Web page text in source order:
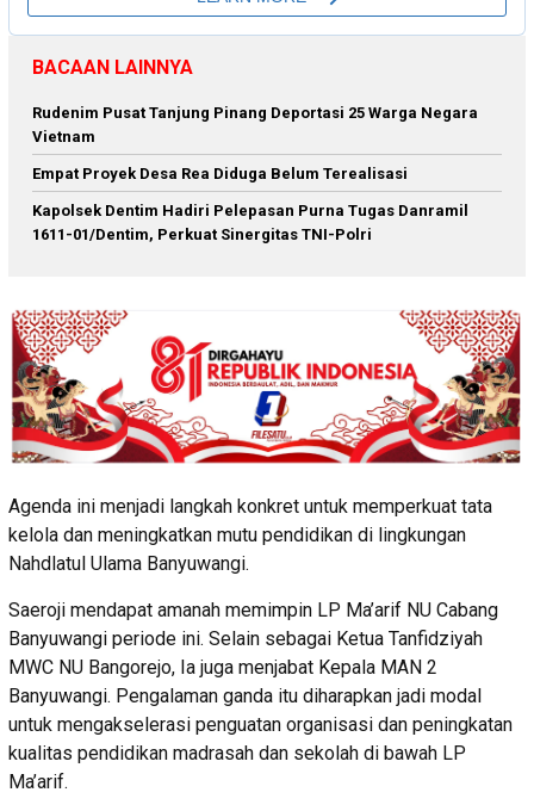
BACAAN LAINNYA
Rudenim Pusat Tanjung Pinang Deportasi 25 Warga Negara
Vietnam
Empat Proyek Desa Rea Diduga Belum Terealisasi
Kapolsek Dentim Hadiri Pelepasan Purna Tugas Danramil
1611-01/Dentim, Perkuat Sinergitas TNI-Polri
Agenda ini menjadi langkah konkret untuk memperkuat tata
kelola dan meningkatkan mutu pendidikan di lingkungan
Nahdlatul Ulama Banyuwangi.
Saeroji mendapat amanah memimpin LP Ma’arif NU Cabang
Banyuwangi periode ini. Selain sebagai Ketua Tanfidziyah
MWC NU Bangorejo, Ia juga menjabat Kepala MAN 2
Banyuwangi. Pengalaman ganda itu diharapkan jadi modal
untuk mengakselerasi penguatan organisasi dan peningkatan
kualitas pendidikan madrasah dan sekolah di bawah LP
Ma’arif.